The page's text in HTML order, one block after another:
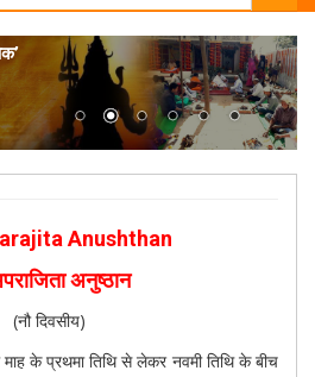
Anushthan
अनुष्ठान
(नौ दिवसीय)
माह के प्रथमा तिथि से लेकर नवमी तिथि के बीच